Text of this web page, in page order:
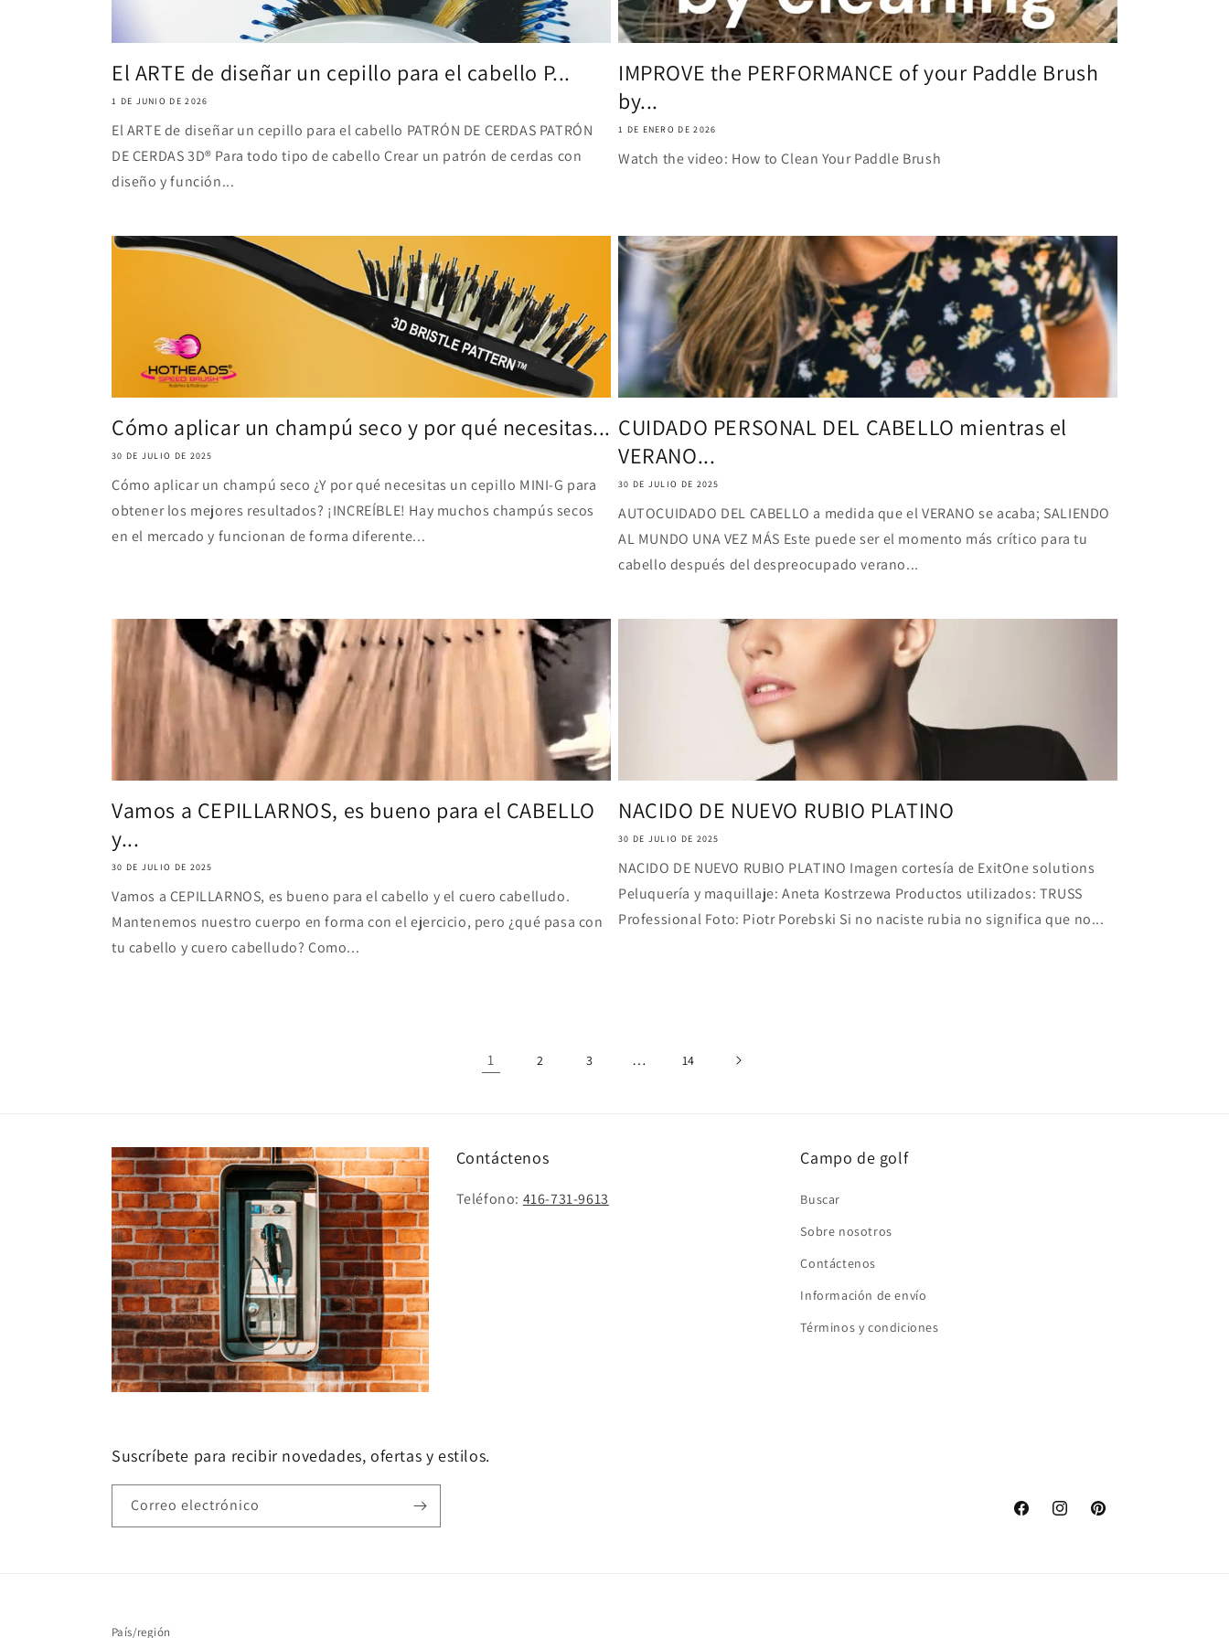
El ARTE de diseñar un cepillo para el cabello P...
1 DE JUNIO DE 2026
El ARTE de diseñar un cepillo para el cabello PATRÓN DE CERDAS PATRÓN
DE CERDAS 3D® Para todo tipo de cabello Crear un patrón de cerdas con
diseño y función...
IMPROVE the PERFORMANCE of your Paddle Brush
by...
1 DE ENERO DE 2026
Watch the video: How to Clean Your Paddle Brush
Cómo aplicar un champú seco y por qué necesitas...
30 DE JULIO DE 2025
Cómo aplicar un champú seco ¿Y por qué necesitas un cepillo MINI-G para
obtener los mejores resultados? ¡INCREÍBLE! Hay muchos champús secos
en el mercado y funcionan de forma diferente...
CUIDADO PERSONAL DEL CABELLO mientras el
VERANO...
30 DE JULIO DE 2025
AUTOCUIDADO DEL CABELLO a medida que el VERANO se acaba; SALIENDO
AL MUNDO UNA VEZ MÁS Este puede ser el momento más crítico para tu
cabello después del despreocupado verano...
Vamos a CEPILLARNOS, es bueno para el CABELLO
y...
30 DE JULIO DE 2025
Vamos a CEPILLARNOS, es bueno para el cabello y el cuero cabelludo.
Mantenemos nuestro cuerpo en forma con el ejercicio, pero ¿qué pasa con
tu cabello y cuero cabelludo? Como...
NACIDO DE NUEVO RUBIO PLATINO
30 DE JULIO DE 2025
NACIDO DE NUEVO RUBIO PLATINO Imagen cortesía de ExitOne solutions
Peluquería y maquillaje: Aneta Kostrzewa Productos utilizados: TRUSS
Professional Foto: Piotr Porebski Si no naciste rubia no significa que no...
1 2 3 … 14
Contáctenos
Teléfono: 416-731-9613
Campo de golf
Buscar
Sobre nosotros
Contáctenos
Información de envío
Términos y condiciones
Suscríbete para recibir novedades, ofertas y estilos.
Correo electrónico
FacebookInstagramPinterest
País/región